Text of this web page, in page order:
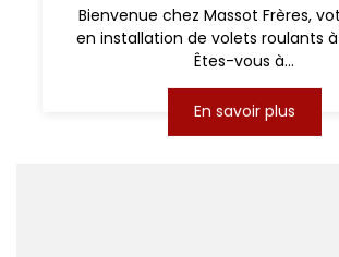
Bienvenue chez Massot Frères,
en installation de volets roulants
Êtes-vous à...
En savoir plus